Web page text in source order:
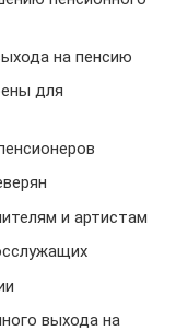
на пенсию
для
и артистам
выхода на